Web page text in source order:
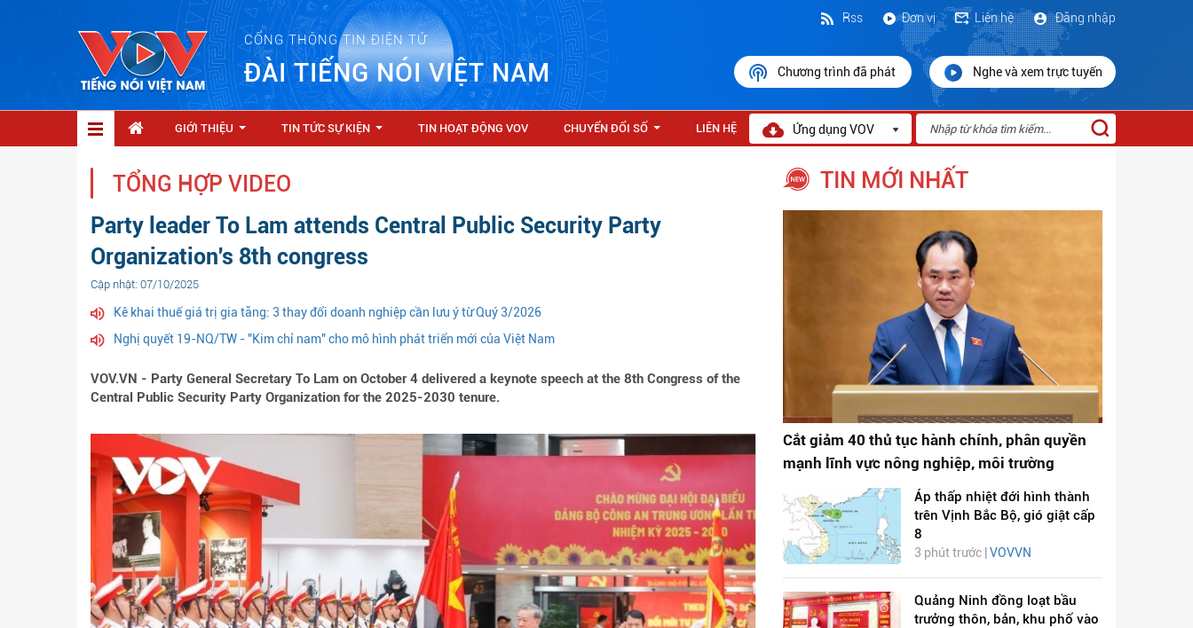
CỔNG THÔNG TIN ĐIỆN TỬ
ĐÀI TIẾNG NÓI VIỆT NAM
Đăng nhập
Liên hệ
Đơn vị
Rss
Chương trình đã phát Nghe và xem trực tuyến
GIỚI THIỆU TIN TỨC SỰ KIỆN TIN HOẠT ĐỘNG VOV CHUYỂN ĐỔI SỐ LIÊN HỆ Ứng dụng VOV
TỔNG HỢP VIDEO
Party leader To Lam attends Central Public Security Party
Organization's 8th congress
Cập nhật: 07/10/2025
Kê khai thuế giá trị gia tăng: 3 thay đổi doanh nghiệp cần lưu ý từ Quý 3/2026
Nghị quyết 19-NQ/TW - "Kim chỉ nam" cho mô hình phát triển mới của Việt Nam
VOV.VN - Party General Secretary To Lam on October 4 delivered a keynote speech at the 8th Congress of the
Central Public Security Party Organization for the 2025-2030 tenure.
TIN MỚI NHẤT
Cắt giảm 40 thủ tục hành chính, phân quyền
mạnh lĩnh vực nông nghiệp, môi trường
Áp thấp nhiệt đới hình thành
trên Vịnh Bắc Bộ, gió giật cấp
8
3 phút trước | VOVVN
Quảng Ninh đồng loạt bầu
trưởng thôn, bản, khu phố vào